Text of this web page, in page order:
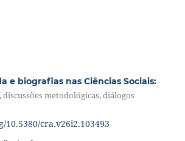
e biografias nas Ciências Sociais:
metodológicas, diálogos
10.5380/cra.v26i2.103493